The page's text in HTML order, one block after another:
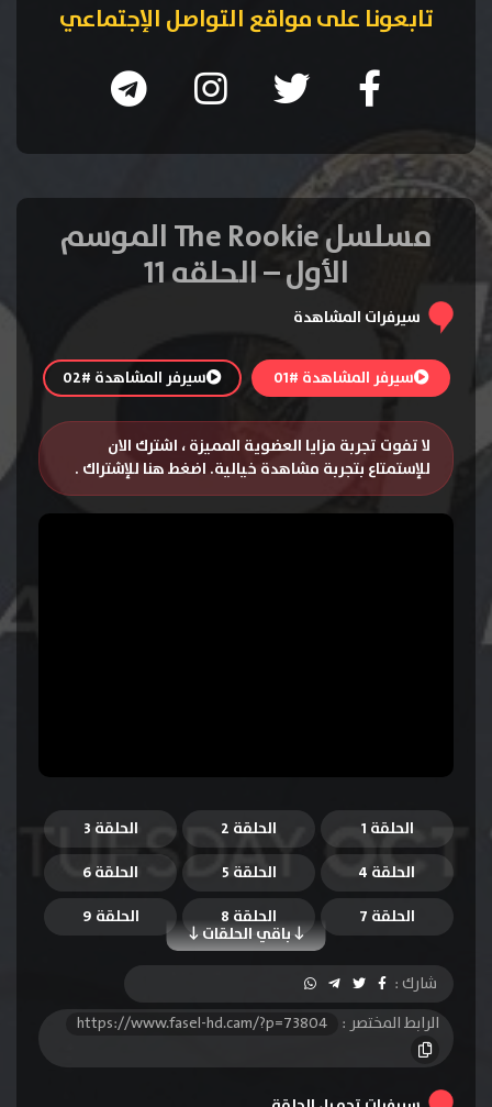
تابعونا على مواقع التواصل الإجتماعي
مسلسل The Rookie الموسم
الأول – الحلقه 11
سيرفرات المشاهدة
سيرفر المشاهدة #01 سيرفر المشاهدة #02
لا تفوت تجربة مزايا العضوية المميزة ، اشترك الان
للإستمتاع بتجربة مشاهدة خيالية. اضغط هنا للإشتراك .
الحلقة 1 الحلقة 2
الحلقة 3
الحلقة 4
الحلقة 5 الحلقة 6
باقي الحلقات
الحلقة 7 الحلقة 8
الحلقة 9
الحلقة 12
الحلقة 13
الحلقة 14
الحلقة 15
شارك :
الرابط المختصر :
https://www.fasel-hd.cam/?p=73804